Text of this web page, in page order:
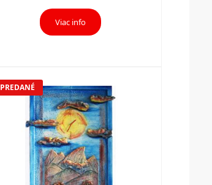
Viac info
PREDANÉ